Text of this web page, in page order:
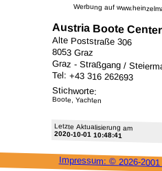
Werbung auf
Austria Boote Center
Alte Poststraße 306
8053 Graz
Graz - Straßgang /
Tel: +43 316 262693
Stichworte:
Boote, Yachten
Letzte Aktu­alisie­rung am
2020-10-01 10:48:41
Impressum: © 2026-